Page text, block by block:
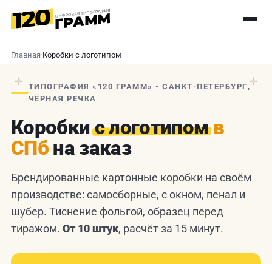
Главная·Коробки с логотипом
✛ ✛
ТИПОГРАФИЯ «120 ГРАММ» • САНКТ-ПЕТЕРБУРГ,
ЧЁРНАЯ РЕЧКА
Коробкис логотипом в
СПб на заказ
Брендированные картонные коробки на своём
производстве: самосборные, с окном, пенал и
шубер. Тиснение фольгой, образец перед
тиражом. От 10 штук, расчёт за 15 минут.